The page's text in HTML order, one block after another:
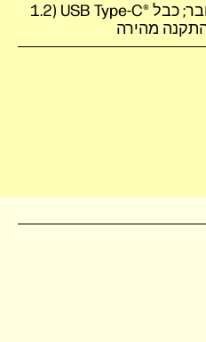
תכולת האריזה: מקלדת; מחבר; כבל USB Type-C®‎‏ (1.2
מהירה